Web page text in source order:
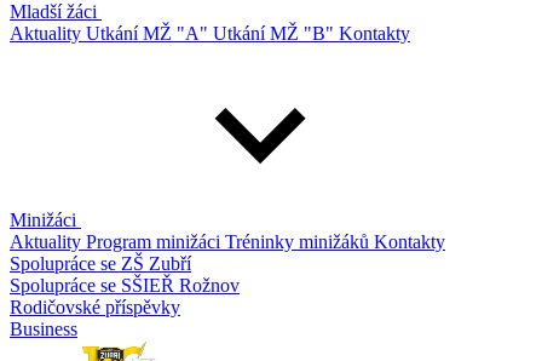
Mladší žáci
Aktuality Utkání MŽ "A" Utkání MŽ "B" Kontakty
Minižáci
Aktuality Program minižáci Tréninky minižáků Kontakty
Spolupráce se ZŠ Zubří
Spolupráce se SŠIEŘ Rožnov
Rodičovské příspěvky
Business